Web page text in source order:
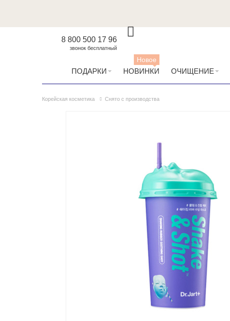
8 800 500 17 96
звонок бесплатный
ПОДАРКИ НОВИНКИ
Новое
ОЧИЩЕНИЕ
Корейская косметика Снято с производства